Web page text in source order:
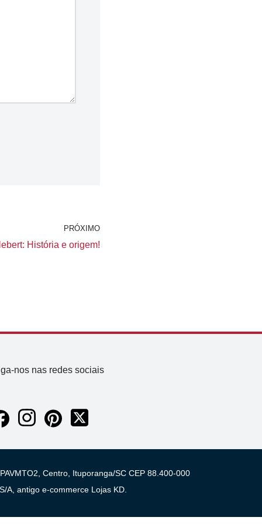
PRÓXIMO
História e origem!
nos nas redes sociais
Centro, Ituporanga/SC CEP 88.400-000
A, antigo e-commerce Lojas KD.